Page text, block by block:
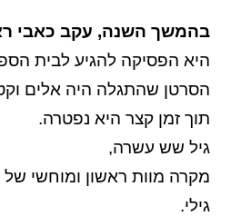
בהמשך השנה, עקב כאבי
היא הפסיקה להגיע לבית
הסרטן שהתגלה היה אלים
תוך זמן קצר היא נפטרה.
גיל שש עשרה,
מקרה מוות ראשון ומוחשי
גילי.